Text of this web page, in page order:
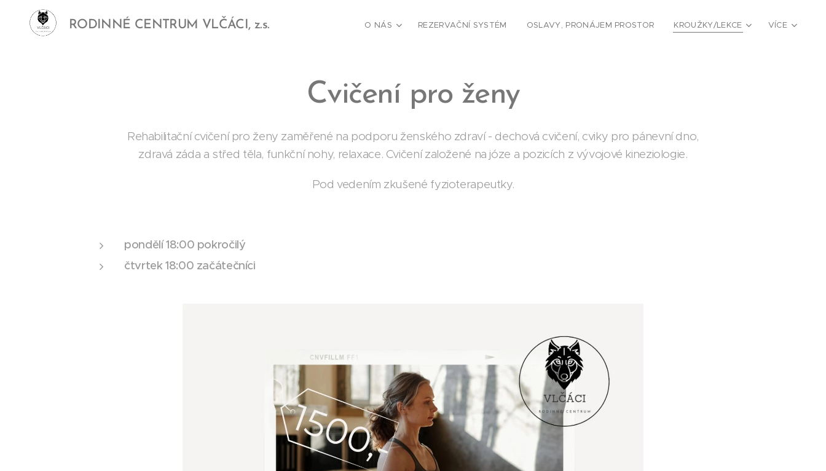
RODINNÉ CENTRUM VLČÁCI, z.s. O NÁS REZERVAČNÍ SYSTÉM OSLAVY, PRONÁJEM PROSTOR KROUŽKY/LEKCE VÍCE
Cvičení pro ženy
Rehabilitační cvičení pro ženy zaměřené na podporu ženského zdraví - dechová cvičení, cviky pro pánevní dno,
zdravá záda a střed těla, funkční nohy, relaxace. Cvičení založené na józe a pozicích z vývojové kineziologie.
Pod vedením zkušené fyzioterapeutky.
pondělí 18:00 pokročilý
čtvrtek 18:00 začátečníci